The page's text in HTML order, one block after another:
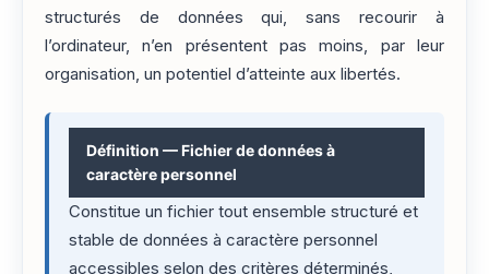
structurés de données qui, sans recourir à
l’ordinateur, n’en présentent pas moins, par leur
organisation, un potentiel d’atteinte aux libertés.
Définition — Fichier de données à
caractère personnel
Constitue un fichier tout ensemble structuré et
stable de données à caractère personnel
accessibles selon des critères déterminés,